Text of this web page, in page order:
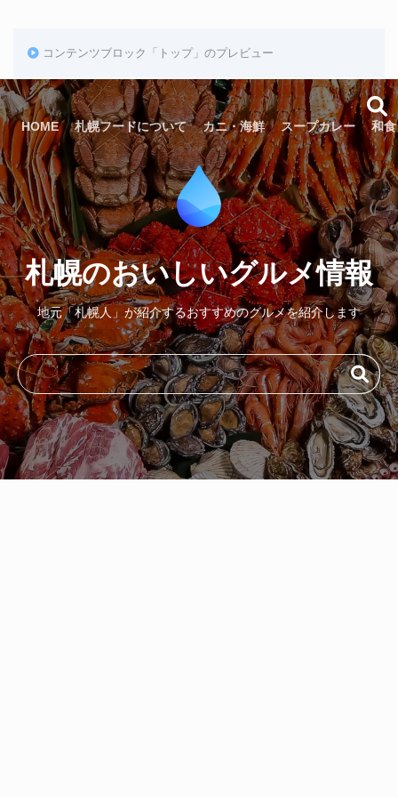
コンテンツブロック「トップ」のプレビュー
HOME 札幌フードについて カニ・海鮮 スープカレー 和食
札幌のおいしいグルメ情報
地元「札幌人」が紹介するおすすめのグルメを紹介します